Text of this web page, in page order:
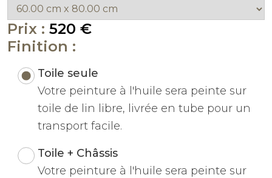
Prix : 520 €
Finition :
Toile seule
Votre peinture à l'huile sera peinte sur
toile de lin libre, livrée en tube pour un
transport facile.
Toile + Châssis
Votre peinture à l'huile sera peinte sur